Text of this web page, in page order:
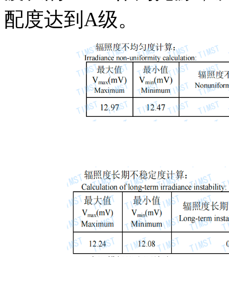
配度达到 A级。